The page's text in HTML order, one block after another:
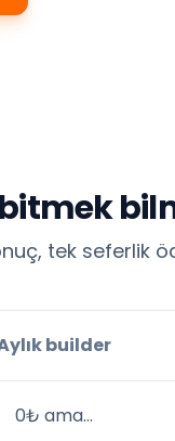
tek seferlik
builder
0₺ ama…